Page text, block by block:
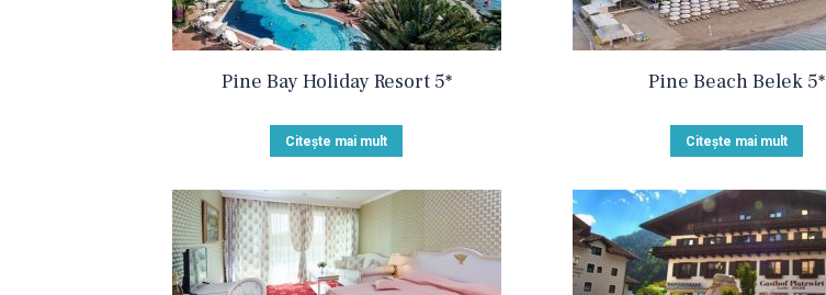
Pine Bay Holiday Resort 5*
Citește mai mult
Pine Beach Belek 5*
Citește mai mult